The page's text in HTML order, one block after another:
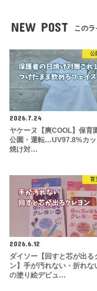
NEW POST この
公
2026.7.24
ヤケーヌ【爽COOL】保育
公園・運転…UV97.8%カッ
焼け対…
育
2026.6.12
ダイソー【回すと芯が出る
ン】手が汚れない・折れな
の塗り絵デビュ…